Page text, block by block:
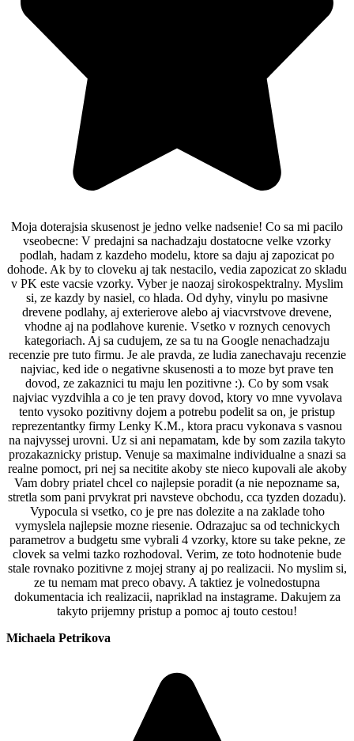
Moja doterajsia skusenost je jedno velke nadsenie! Co sa mi pacilo
vseobecne: V predajni sa nachadzaju dostatocne velke vzorky
podlah, hadam z kazdeho modelu, ktore sa daju aj zapozicat po
dohode. Ak by to cloveku aj tak nestacilo, vedia zapozicat zo skladu
v PK este vacsie vzorky. Vyber je naozaj sirokospektralny. Myslim
si, ze kazdy by nasiel, co hlada. Od dyhy, vinylu po masivne
drevene podlahy, aj exterierove alebo aj viacvrstvove drevene,
vhodne aj na podlahove kurenie. Vsetko v roznych cenovych
kategoriach. Aj sa cudujem, ze sa tu na Google nenachadzaju
recenzie pre tuto firmu. Je ale pravda, ze ludia zanechavaju recenzie
najviac, ked ide o negativne skusenosti a to moze byt prave ten
dovod, ze zakaznici tu maju len pozitivne :). Co by som vsak
najviac vyzdvihla a co je ten pravy dovod, ktory vo mne vyvolava
tento vysoko pozitivny dojem a potrebu podelit sa on, je pristup
reprezentantky firmy Lenky K.M., ktora pracu vykonava s vasnou
na najvyssej urovni. Uz si ani nepamatam, kde by som zazila takyto
prozakaznicky pristup. Venuje sa maximalne individualne a snazi sa
realne pomoct, pri nej sa necitite akoby ste nieco kupovali ale akoby
Vam dobry priatel chcel co najlepsie poradit (a nie nepozname sa,
stretla som pani prvykrat pri navsteve obchodu, cca tyzden dozadu).
Vypocula si vsetko, co je pre nas dolezite a na zaklade toho
vymyslela najlepsie mozne riesenie. Odrazajuc sa od technickych
parametrov a budgetu sme vybrali 4 vzorky, ktore su take pekne, ze
clovek sa velmi tazko rozhodoval. Verim, ze toto hodnotenie bude
stale rovnako pozitivne z mojej strany aj po realizacii. No myslim si,
ze tu nemam mat preco obavy. A taktiez je volnedostupna
dokumentacia ich realizacii, napriklad na instagrame. Dakujem za
takyto prijemny pristup a pomoc aj touto cestou!
Michaela Petrikova